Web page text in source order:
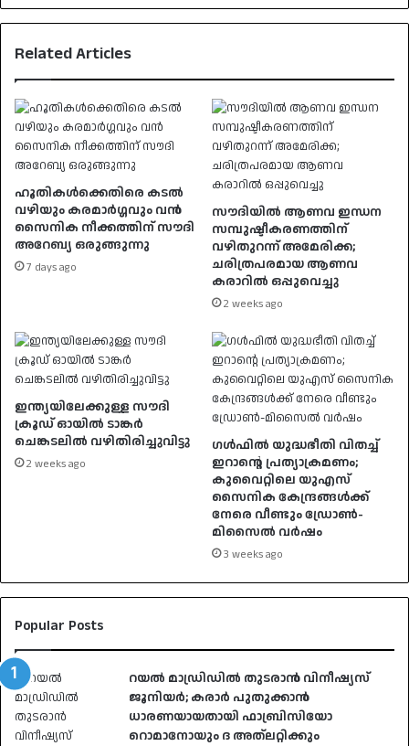
Related Articles
ഹൂതികൾക്കെതിരെ കടൽ
വഴിയും കരമാർഗ്ഗവും വൻ
സൈനിക നീക്കത്തിന് സൗദി
അറേബ്യ ഒരുങ്ങുന്നു
7 days ago
സൗദിയിൽ ആണവ ഇന്ധന
സമ്പുഷ്ടീകരണത്തിന്
വഴിതുറന്ന് അമേരിക്ക;
ചരിത്രപരമായ ആണവ
കരാറിൽ ഒപ്പുവെച്ചു
2 weeks ago
ഇന്ത്യയിലേക്കുള്ള സൗദി
ക്രൂഡ് ഓയിൽ ടാങ്കർ
ചെങ്കടലിൽ വഴിതിരിച്ചുവിട്ടു
2 weeks ago
ഗൾഫിൽ യുദ്ധഭീതി വിതച്ച്
ഇറാന്റെ പ്രത്യാക്രമണം;
കുവൈറ്റിലെ യുഎസ്
സൈനിക കേന്ദ്രങ്ങൾക്ക്
നേരെ വീണ്ടും ഡ്രോൺ-
മിസൈൽ വർഷം
3 weeks ago
Popular Posts
റയൽ മാഡ്രിഡിൽ തുടരാൻ വിനീഷ്യസ്
ജൂനിയർ; കരാർ പുതുക്കാൻ
ധാരണയായതായി ഫാബ്രിസിയോ
റൊമാനോയും ദ അത്‌ലറ്റിക്കും